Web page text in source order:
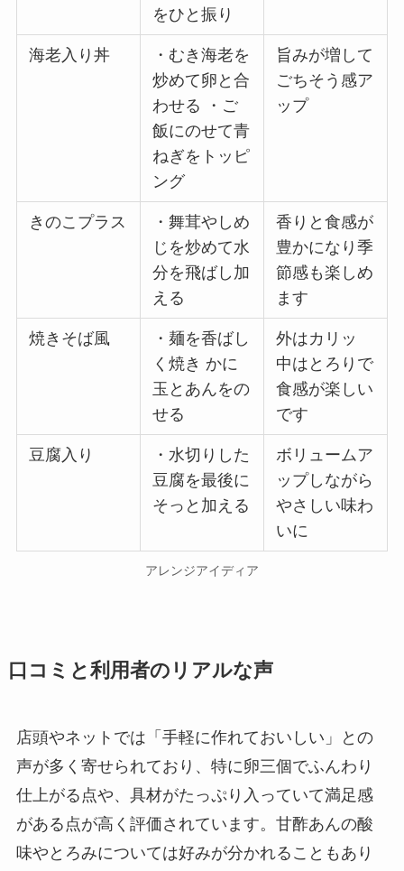
をひと振り
海老入り丼
・むき海老を
炒めて卵と合
わせる ・ご
飯にのせて青
ねぎをトッピ
ング
旨みが増して
ごちそう感ア
ップ
きのこプラス
・舞茸やしめ
じを炒めて水
分を飛ばし加
える
香りと食感が
豊かになり季
節感も楽しめ
ます
焼きそば風
・麺を香ばし
く焼き かに
玉とあんをの
せる
外はカリッ
中はとろりで
食感が楽しい
です
豆腐入り
・水切りした
豆腐を最後に
そっと加える
ボリュームア
ップしながら
やさしい味わ
いに
アレンジアイディア
口コミと利用者のリアルな声
店頭やネットでは「手軽に作れておいしい」との
声が多く寄せられており、特に卵三個でふんわり
仕上がる点や、具材がたっぷり入っていて満足感
がある点が高く評価されています。甘酢あんの酸
味やとろみについては好みが分かれることもあり